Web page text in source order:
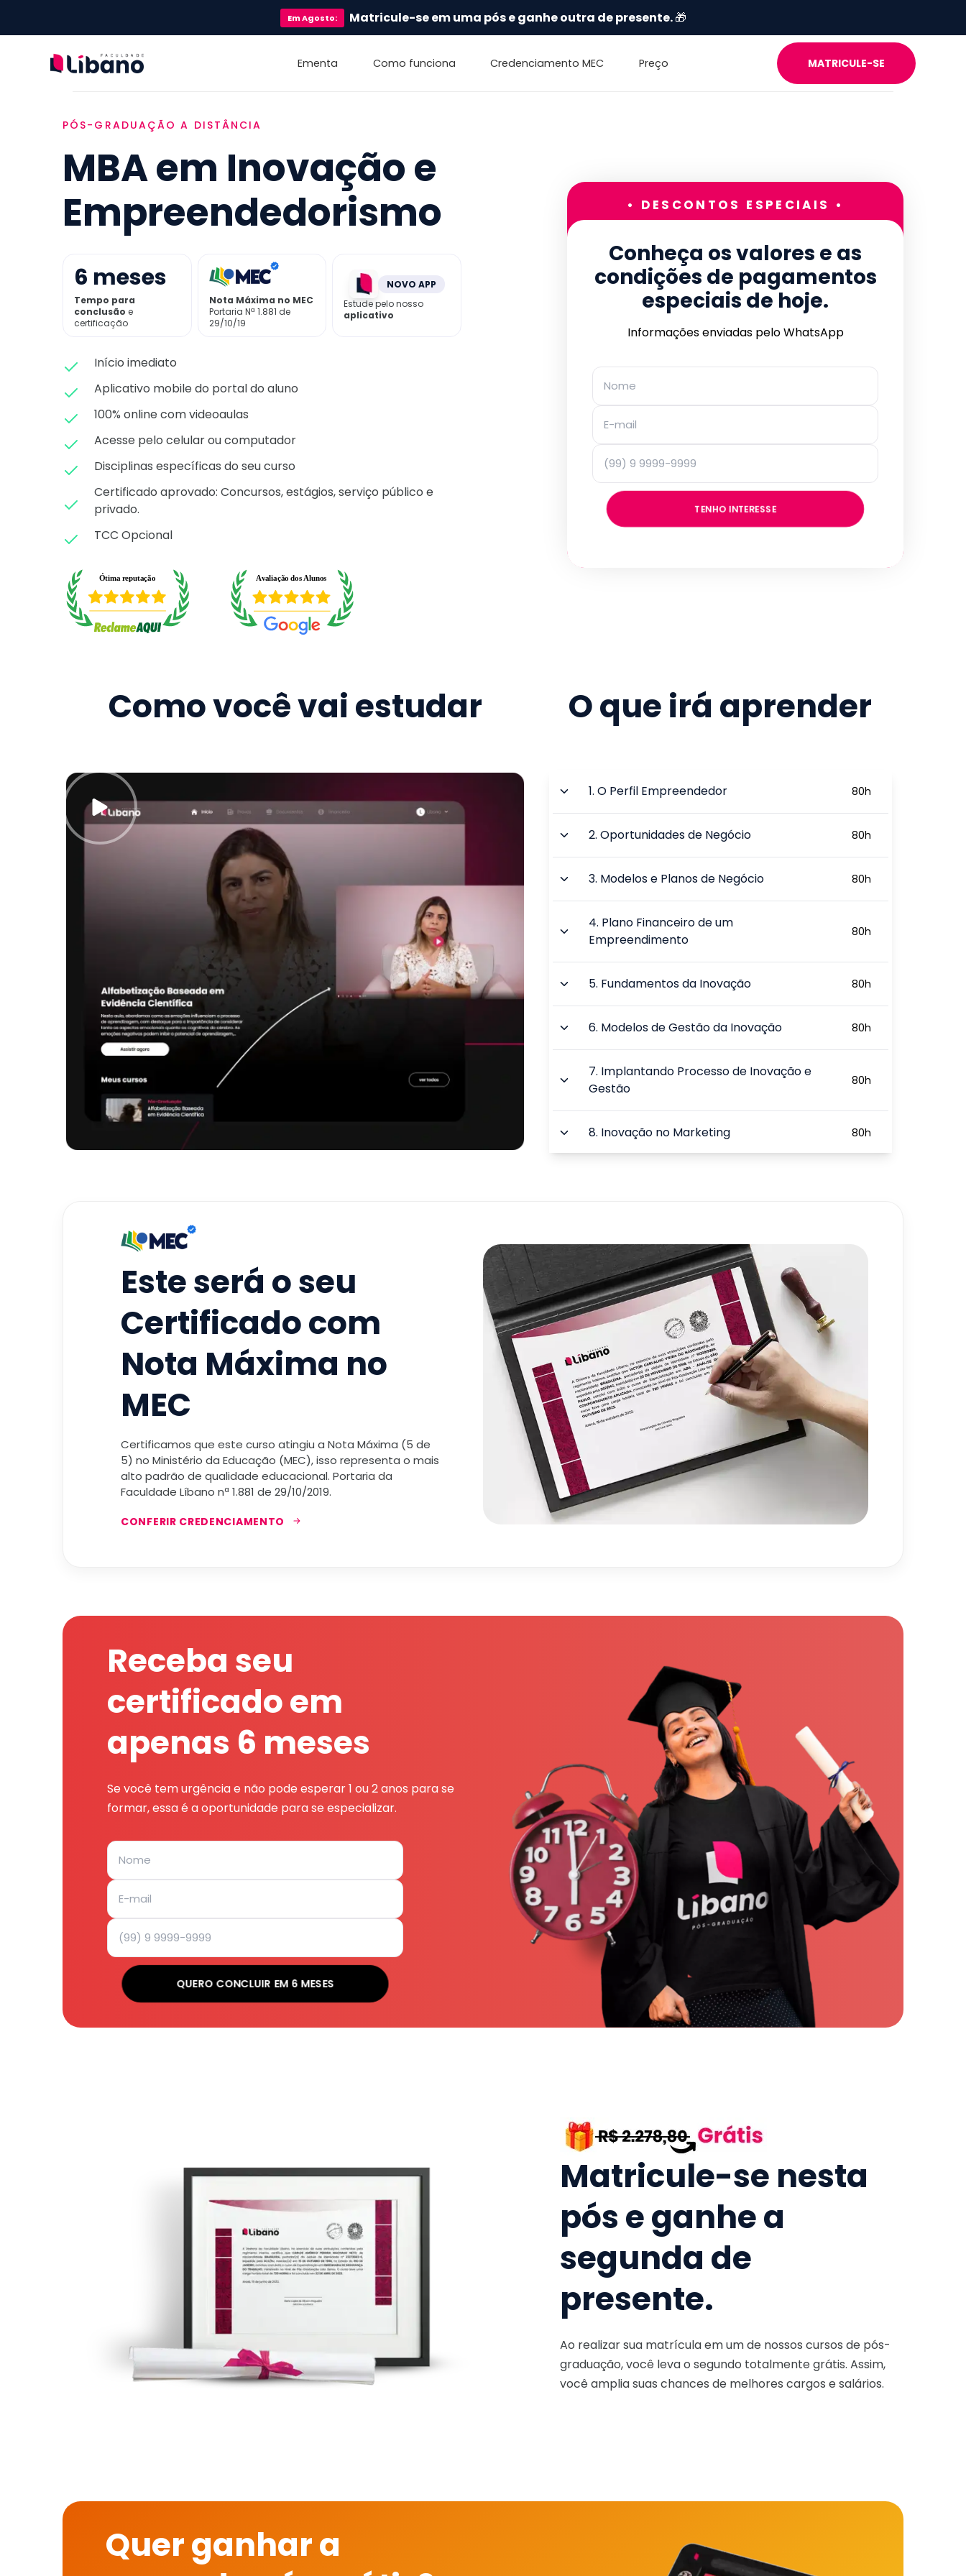
EmAgosto: Matricule-se em uma pós e ganhe outra de presente.🎁
Ementa Como funciona Credenciamento MEC Preço MATRICULE-SE
PÓS-GRADUAÇÃO A DISTÂNCIA
MBA em Inovação e
Empreendedorismo
6 meses
Tempo para
conclusão e
certificação
Nota Máxima no MEC
Portaria Nª 1.881 de
29/10/19
NOVO APP
Estude pelo nosso
aplicativo
Início imediato
Aplicativo mobile do portal do aluno
100% online com videoaulas
Acesse pelo celular ou computador
Disciplinas específicas do seu curso
Certificado aprovado: Concursos, estágios, serviço público e
privado.
TCC Opcional
• DESCONTOS ESPECIAIS •
Conheça os valores e as
condições de pagamentos
especiais de hoje.
Informações enviadas pelo WhatsApp
TENHO INTERESSE
Como você vai estudar O que irá aprender
1.O Perfil Empreendedor 80h
2.Oportunidades de Negócio 80h
3. Modelos e Planos de Negócio 80h
4. Plano Financeiro de um
Empreendimento
80h
5. Fundamentos da Inovação 80h
6. Modelos de Gestão da Inovação 80h
7. Implantando Processo de Inovação e
Gestão
80h
8. Inovação no Marketing 80h
Este será o seu
Certificado com
Nota Máxima no
MEC
Certificamos que este curso atingiu a Nota Máxima (5 de
5) no Ministério da Educação (MEC), isso representa o mais
alto padrão de qualidade educacional. Portaria da
Faculdade Líbano nª 1.881 de 29/10/2019.
CONFERIR CREDENCIAMENTO
Receba seu
certificado em
apenas 6 meses
Se você tem urgência e não pode esperar 1 ou 2 anos para se
formar, essa é a oportunidade para se especializar.
QUERO CONCLUIR EM 6 MESES
Matricule-se nesta
pós e ganhe a
segunda de
presente.
Ao realizar sua matrícula em um de nossos cursos de pós-
graduação, você leva o segundo totalmente grátis. Assim,
você amplia suas chances de melhores cargos e salários.
Quer ganhar a